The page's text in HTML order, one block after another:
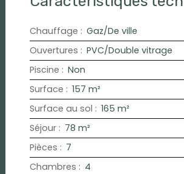
Chauffage : Gaz/De ville
Ouvertures : PVC/Double vitrage
Piscine : Non
Surface : 157 m²
Surface au sol : 165 m²
Séjour : 78 m²
Pièces : 7
Chambres : 4